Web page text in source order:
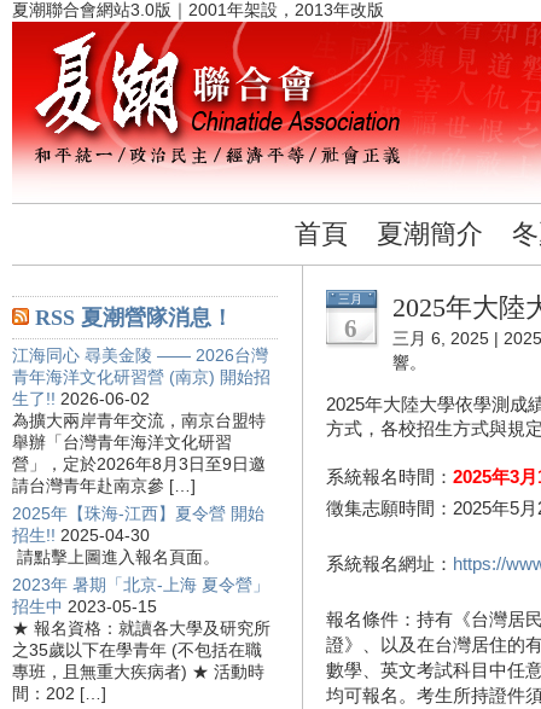
夏潮聯合會網站3.0版｜2001年架設，2013年改版
首頁 夏潮簡介
RSS 夏潮營隊消息！
江海同心 尋美金陵 —— 2026台灣
青年海洋文化研習營 (南京) 開始招
生了!! 2026-06-02
為擴大兩岸青年交流，南京台盟特
舉辦「台灣青年海洋文化研習
營」，定於2026年8月3日至9日邀
請台灣青年赴南京參 […]
2025年【珠海-江西】夏令營 開始
招生!! 2025-04-30
請點擊上圖進入報名頁面。
2023年 暑期「北京-上海 夏令營」
招生中 2023-05-15
★ 報名資格：就讀各大學及研究所
之35歲以下在學青年 (不包括在職
專班，且無重大疾病者) ★ 活動時
間：202 […]
三月
6
2025年大陸
三月 6, 2025 |
響。
2025年大陸大學依學測成
方式，各校招生方式與規
系統報名時間： 2025年3
徵集志願時間：2025年5
系統報名網址： https://
報名條件：持有《台灣居
證》、以及在台灣居住的
數學、英文考試科目中任
均可報名。考生所持證件